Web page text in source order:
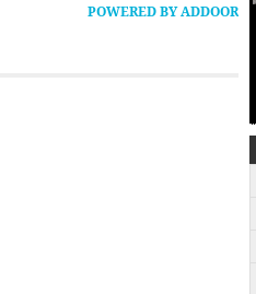
POWERED BY ADDOOR